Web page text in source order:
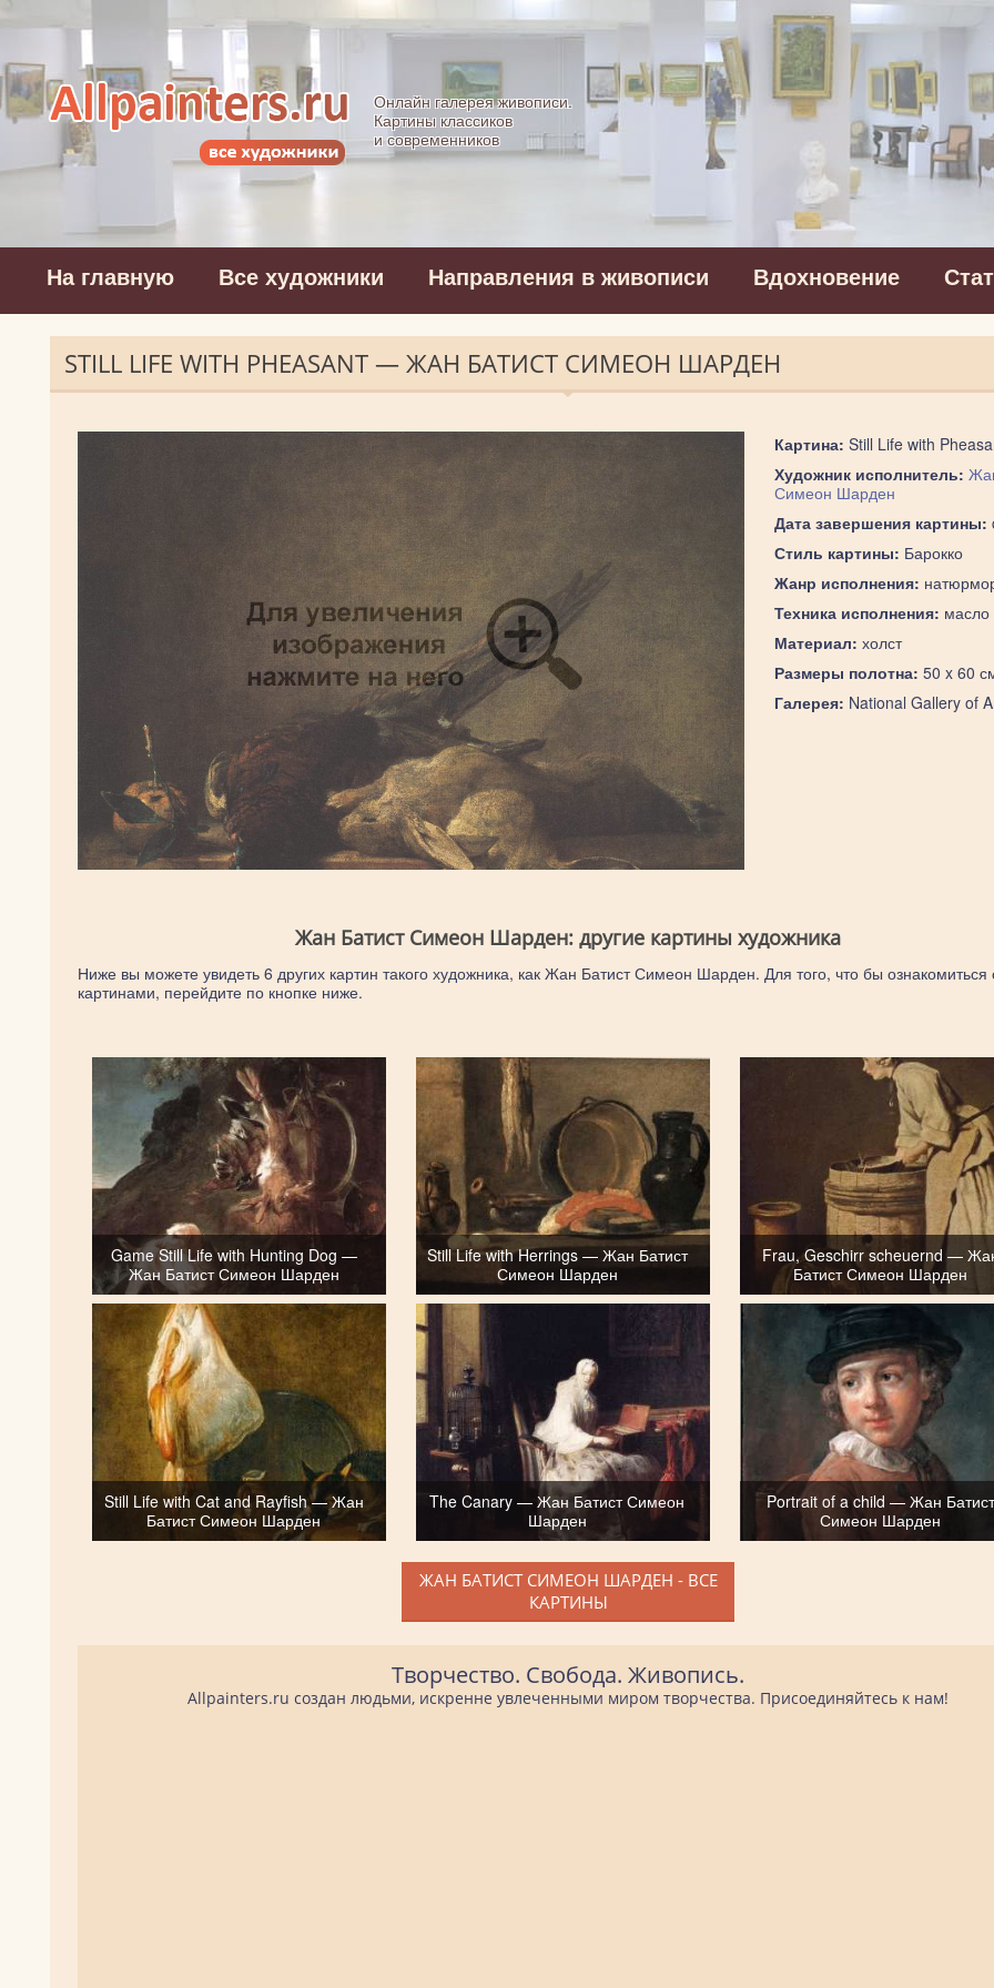
Allpainters.ru - картинная галерея
Онлайн галерея живописи.
Картины классиков
и современников
На главную Все художники Направления в живописи Вдохновение
STILL LIFE WITH PHEASANT — ЖАН БАТИСТ СИМЕОН ШАРДЕН
Картина: Still Life with
Художник исполнитель:
Симеон Шарден
Дата завершения картины:
Стиль картины: Барокко
Жанр исполнения:
Техника исполнения: масло
Материал: холст
Размеры полотна: 50 x 60
Галерея: National Gallery of
Жан Батист Симеон Шарден: другие картины художника
Ниже вы можете увидеть 6 других картин такого художника, как Жан Батист Симеон Шарден. Для того, что бы ознакомиться
картинами, перейдите по кнопке ниже.
Game Still Life with Hunting Dog —
Жан Батист Симеон Шарден
Still Life with Herrings — Жан Батист
Симеон Шарден
Frau, Geschirr scheuernd —
Батист Симеон Шарден
Still Life with Cat and Rayfish — Жан
Батист Симеон Шарден
The Canary — Жан Батист Симеон
Шарден
Portrait of a child — Жан Батист
Симеон Шарден
ЖАН БАТИСТ СИМЕОН ШАРДЕН - ВСЕ
КАРТИНЫ
Творчество. Свобода. Живопись.
Allpainters.ru создан людьми, искренне увлеченными миром творчества. Присоединяйтесь к нам!